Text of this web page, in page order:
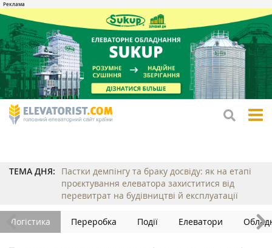
ТЕМА ДНЯ:
Пастки демпінгу та браку досвіду: як на етапі
проєктування елеватора захиститися від
перевитрат на будівництві й експлуатації
Логістика Переробка Події Елеватори